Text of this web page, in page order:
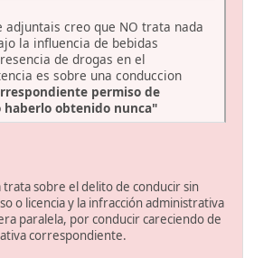
adjuntais creo que NO trata nada
la influencia de bebidas
de drogas en el
es sobre una conduccion
permiso de
haberlo obtenido nunca"
trata sobre el delito de conducir sin
o licencia y la infracción administrativa
paralela, por conducir careciendo de
correspondiente.